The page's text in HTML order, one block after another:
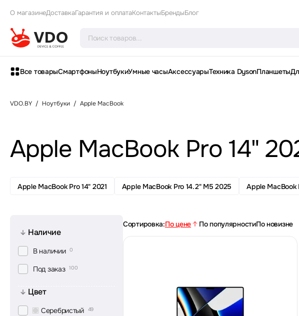
О магазинеДоставкаГарантия и оплатаКонтактыБрендыБлог
Все товарыСмартфоныНоутбукиУмные часыАксессуарыТехника DysonПланшеты
VDO.BY / Ноутбуки / Apple MacBook
Apple MacBook Pro 14"
Apple MacBook Pro 14" 2021 Apple MacBook Pro 14.2" M5 2025 Apple MacBook
Наличие
В наличии 0
Под заказ 100
Цвет
Серебристый 49
Сортировка:По цене По популярностиПо новизне